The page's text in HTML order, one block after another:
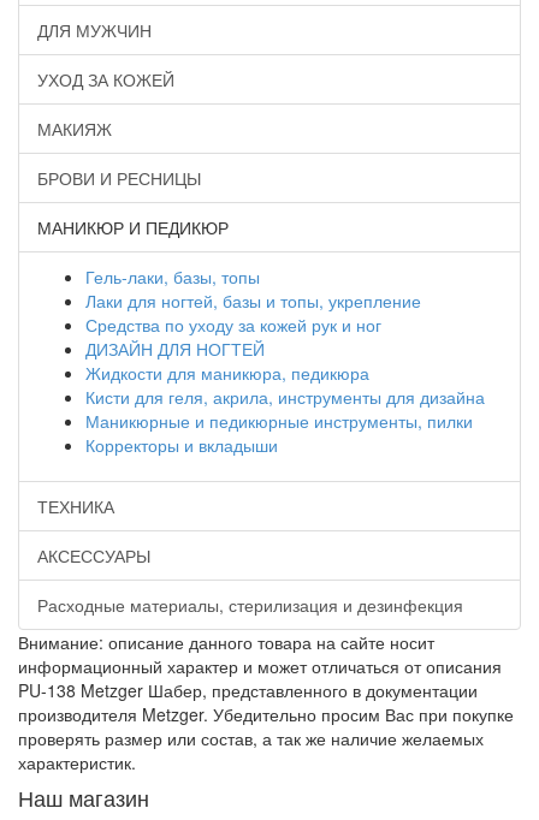
ДЛЯ МУЖЧИН
УХОД ЗА КОЖЕЙ
МАКИЯЖ
БРОВИ И РЕСНИЦЫ
МАНИКЮР И ПЕДИКЮР
Гель-лаки, базы, топы
Лаки для ногтей, базы и топы, укрепление
Средства по уходу за кожей рук и ног
ДИЗАЙН ДЛЯ НОГТЕЙ
Жидкости для маникюра, педикюра
Кисти для геля, акрила, инструменты для дизайна
Маникюрные и педикюрные инструменты, пилки
Корректоры и вкладыши
ТЕХНИКА
АКСЕССУАРЫ
Расходные материалы, стерилизация и дезинфекция
Внимание: описание данного товара на сайте носит
информационный характер и может отличаться от описания
PU-138 Metzger Шабер, представленного в документации
производителя Metzger. Убедительно просим Вас при покупке
проверять размер или состав, а так же наличие желаемых
характеристик.
Наш магазин